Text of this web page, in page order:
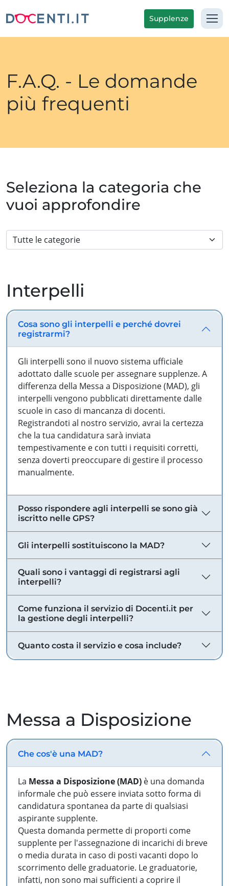
Supplenze
F.A.Q. - Le domande
più frequenti
Seleziona la categoria che
vuoi approfondire
Interpelli
Cosa sono gli interpelli e perché dovrei
registrarmi?
Gli interpelli sono il nuovo sistema ufficiale
adottato dalle scuole per assegnare supplenze. A
differenza della Messa a Disposizione (MAD), gli
interpelli vengono pubblicati direttamente dalle
scuole in caso di mancanza di docenti.
Registrandoti al nostro servizio, avrai la certezza
che la tua candidatura sarà inviata
tempestivamente e con tutti i requisiti corretti,
senza doverti preoccupare di gestire il processo
manualmente.
Posso rispondere agli interpelli se sono già
iscritto nelle GPS?
Gli interpelli sostituiscono la MAD?
Quali sono i vantaggi di registrarsi agli
interpelli?
Come funziona il servizio di Docenti.it per
la gestione degli interpelli?
Quanto costa il servizio e cosa include?
Messa a Disposizione
Che cos'è una MAD?
La Messa a Disposizione (MAD) è una domanda
informale che può essere inviata sotto forma di
candidatura spontanea da parte di qualsiasi
aspirante supplente.
Questa domanda permette di proporti come
supplente per l'assegnazione di incarichi di breve
o media durata in caso di posti vacanti dopo lo
scorrimento delle graduatorie. Le graduatorie,
infatti, non sono mai sufficienti a coprire il